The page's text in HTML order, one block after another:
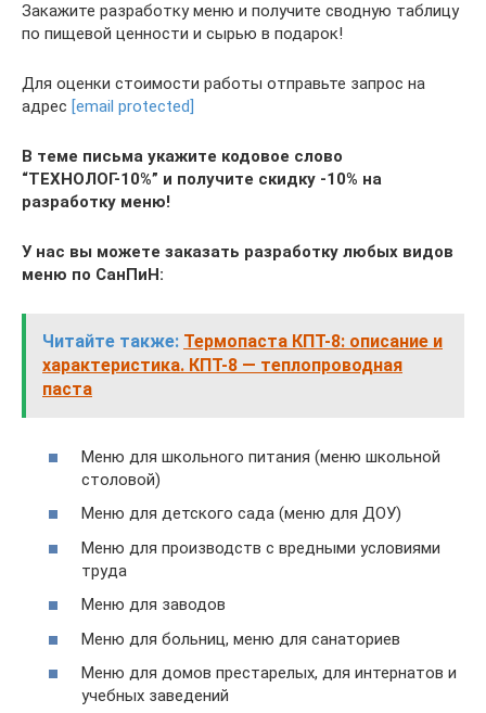
Закажите разработку меню и получите сводную таблицу
по пищевой ценности и сырью в подарок!
Для оценки стоимости работы отправьте запрос на
адрес [email protected]
В теме письма укажите кодовое слово
“ТЕХНОЛОГ-10%” и получите скидку -10% на
разработку меню!
У нас вы можете заказать разработку любых видов
меню по СанПиН:
Читайте также: Термопаста КПТ-8: описание и
характеристика. КПТ-8 — теплопроводная
паста
Меню для школьного питания (меню школьной
столовой)
Меню для детского сада (меню для ДОУ)
Меню для производств с вредными условиями
труда
Меню для заводов
Меню для больниц, меню для санаториев
Меню для домов престарелых, для интернатов и
учебных заведений